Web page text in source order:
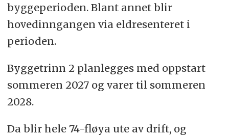
byggeperioden. Blant annet blir
hovedinngangen via eldresenteret i
perioden.
Byggetrinn 2 planlegges med oppstart
sommeren 2027 og varer til sommeren
2028.
Da blir hele 74-fløya ute av drift, og